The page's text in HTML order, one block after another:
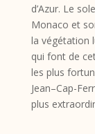
d’Azur. Le
Monaco et
la végétation
qui font de
les plus
Jean–Cap-
plus